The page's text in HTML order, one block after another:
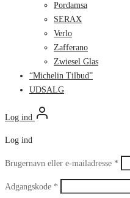
Pordamsa
SERAX
Verlo
Zafferano
Zwiesel Glas
“Michelin Tilbud”
UDSALG
Log ind
Log ind
Brugernavn eller e-mailadresse *
Adgangskode *